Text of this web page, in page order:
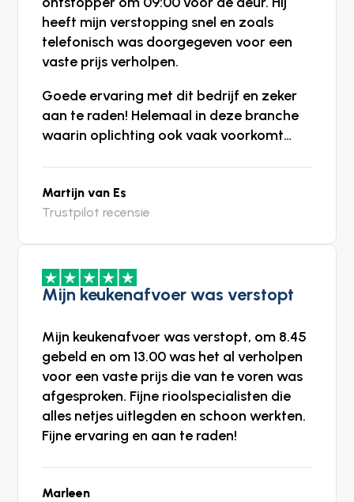
heeft mijn verstopping snel en zoals
telefonisch was doorgegeven voor een
vaste prijs verholpen.
Goede ervaring met dit bedrijf en zeker
aan te raden! Helemaal in deze branche
waarin oplichting ook vaak voorkomt…
Martijn van Es
Trustpilot recensie
Mijn keukenafvoer was verstopt
Mijn keukenafvoer was verstopt, om 8.45
gebeld en om 13.00 was het al verholpen
voor een vaste prijs die van te voren was
afgesproken. Fijne rioolspecialisten die
alles netjes uitlegden en schoon werkten.
Fijne ervaring en aan te raden!
Marleen